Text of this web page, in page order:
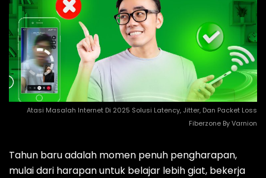
Atasi Masalah Internet Di 2025 Solusi Latency, Jitter, Dan Packet Loss
Fiberzone By Varnion
Tahun baru adalah momen penuh pengharapan,
mulai dari harapan untuk belajar lebih giat, bekerja